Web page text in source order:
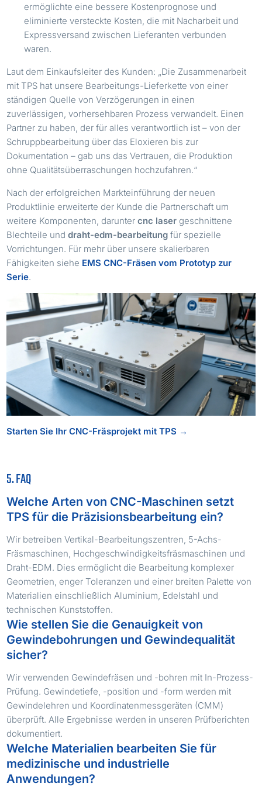
ermöglichte eine bessere Kostenprognose und
eliminierte versteckte Kosten, die mit Nacharbeit und
Expressversand zwischen Lieferanten verbunden
waren.
Laut dem Einkaufsleiter des Kunden: „Die Zusammenarbeit
mit TPS hat unsere Bearbeitungs-Lieferkette von einer
ständigen Quelle von Verzögerungen in einen
zuverlässigen, vorhersehbaren Prozess verwandelt. Einen
Partner zu haben, der für alles verantwortlich ist – von der
Schruppbearbeitung über das Eloxieren bis zur
Dokumentation – gab uns das Vertrauen, die Produktion
ohne Qualitätsüberraschungen hochzufahren.“
Nach der erfolgreichen Markteinführung der neuen
Produktlinie erweiterte der Kunde die Partnerschaft um
weitere Komponenten, daruntercnc laser geschnittene
Blechteile unddraht-edm-bearbeitung für spezielle
Vorrichtungen. Für mehr über unsere skalierbaren
Fähigkeiten siehe EMS CNC-Fräsen vom Prototyp zur
Serie.
Starten Sie Ihr CNC-Fräsprojekt mit TPS →
5. FAQ
Welche Arten von CNC-Maschinen setzt
TPS für die Präzisionsbearbeitung ein?
Wir betreiben Vertikal-Bearbeitungszentren, 5-Achs-
Fräsmaschinen, Hochgeschwindigkeitsfräsmaschinen und
Draht-EDM. Dies ermöglicht die Bearbeitung komplexer
Geometrien, enger Toleranzen und einer breiten Palette von
Materialien einschließlich Aluminium, Edelstahl und
technischen Kunststoffen.
Wie stellen Sie die Genauigkeit von
Gewindebohrungen und Gewindequalität
sicher?
Wir verwenden Gewindefräsen und -bohren mit In-Prozess-
Prüfung. Gewindetiefe, -position und -form werden mit
Gewindelehren und Koordinatenmessgeräten (CMM)
überprüft. Alle Ergebnisse werden in unseren Prüfberichten
dokumentiert.
Welche Materialien bearbeiten Sie für
medizinische und industrielle
Anwendungen?